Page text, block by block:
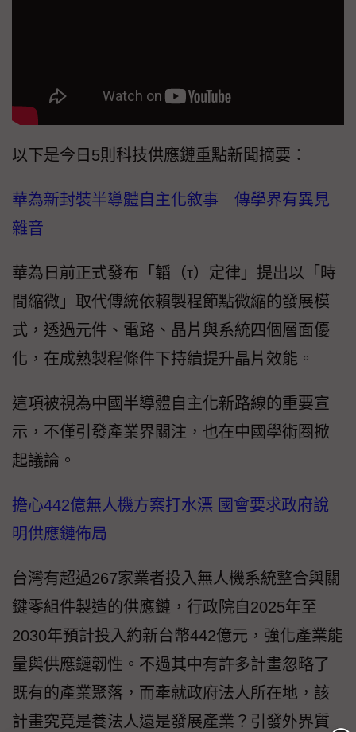
以下是今日5則科技供應鏈重點新聞摘要：
華為新封裝半導體自主化敘事 傳學界有異見
雜音
華為日前正式發布「韜（τ）定律」提出以「時
間縮微」取代傳統依賴製程節點微縮的發展模
式，透過元件、電路、晶片與系統四個層面優
化，在成熟製程條件下持續提升晶片效能。
這項被視為中國半導體自主化新路線的重要宣
示，不僅引發產業界關注，也在中國學術圈掀
起議論。
擔心442億無人機方案打水漂 國會要求政府說
明供應鏈佈局
台灣有超過267家業者投入無人機系統整合與關
鍵零組件製造的供應鏈，行政院自2025年至
2030年預計投入約新台幣442億元，強化產業能
量與供應鏈韌性。不過其中有許多計畫忽略了
既有的產業聚落，而牽就政府法人所在地，該
計畫究竟是養法人還是發展產業？引發外界質